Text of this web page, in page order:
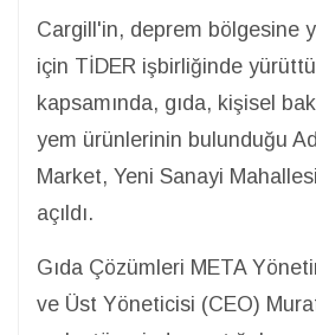
Cargill'in, deprem bölgesine
için TİDER işbirliğinde
kapsamında, gıda, kişisel
yem ürünlerinin bulunduğu
Market, Yeni Sanayi
açıldı.
Gıda Çözümleri META
ve Üst Yöneticisi (CEO)